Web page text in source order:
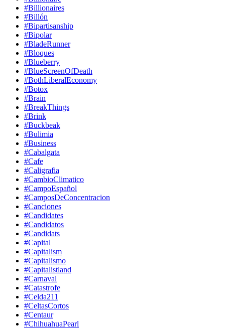
#Billionaires
#Billón
#Bipartisanship
#Bipolar
#BladeRunner
#Bloques
#Blueberry
#BlueScreenOfDeath
#BothLiberalEconomy
#Botox
#Brain
#BreakThings
#Brink
#Buckbeak
#Bulimia
#Business
#Cabalgata
#Cafe
#Caligrafia
#CambioClimatico
#CampoEspañol
#CamposDeConcentracion
#Canciones
#Candidates
#Candidatos
#Candidats
#Capital
#Capitalism
#Capitalismo
#Capitalistland
#Carnaval
#Catastrofe
#Celda211
#CeltasCortos
#Centaur
#ChihuahuaPearl